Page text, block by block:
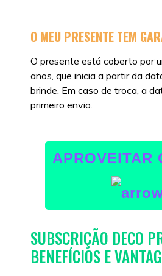
O MEU PRESENTE TEM
O presente está coberto por
anos, que inicia a partir da
brinde. Em caso de troca, a
primeiro envio.
APROVEITAR
SUBSCRIÇÃO DECO
BENEFÍCIOS E